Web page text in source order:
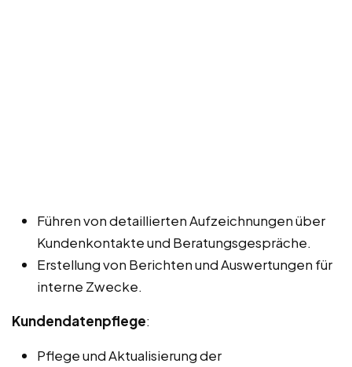
Führen von detaillierten Aufzeichnungen über
Kundenkontakte und Beratungsgespräche.
Erstellung von Berichten und Auswertungen für
interne Zwecke.
Kundendatenpflege:
Pflege und Aktualisierung der